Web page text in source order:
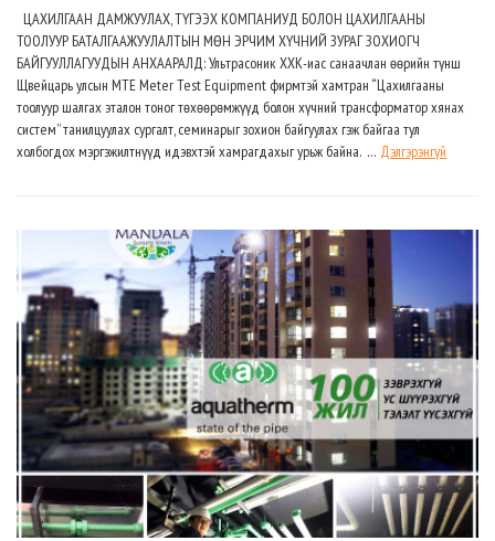
ЦАХИЛГААН ДАМЖУУЛАХ, ТҮГЭЭХ КОМПАНИУД БОЛОН ЦАХИЛГААНЫ
ТООЛУУР БАТАЛГААЖУУЛАЛТЫН МӨН ЭРЧИМ ХҮЧНИЙ ЗУРАГ ЗОХИОГЧ
БАЙГУУЛЛАГУУДЫН АНХААРАЛД: Ультрасоник ХХК-иас санаачлан өөрийн түнш
Щвейцарь улсын MTE Meter Test Equipment фирмтэй хамтран “Цахилгааны
тоолуур шалгах эталон тоног төхөөрөмжүүд болон хүчний трансформатор хянах
систем” танилцуулах сургалт, семинарыг зохион байгуулах гэж байгаа тул
холбогдох мэргэжилтнүүд идэвхтэй хамрагдахыг урьж байна. … Дэлгэрэнгүй